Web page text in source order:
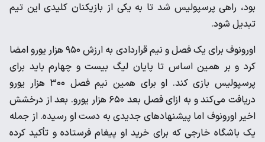
بود، راهی پرسپولیس شد تا به یکی از بازیکنان کلیدی این تیم
تبدیل شود.
اورونوف برای یک فصل و نیم قراردادی به ارزش ۹۵۰ هزار یورو امضا
کرد و بر همین اساس تا پایان لیگ بیست و چهارم باید برای
پرسپولیس بازی کند. او برای همین نیم فصل ۳۰۰ هزار یورو
دریافت می‌کند و به ازای فصل بعد ۶۵۰ هزار یورو. بعد از درخشش
اخیر اورونوف اما پیشنهادهای جدیدی به دست او رسیده. از جمله
یک باشگاه خارجی که برای خرید او پیغام فرستاده و تأکید کرده